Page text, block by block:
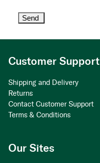
Customer Support
Shipping and Delivery
Returns
Contact Customer Support
Terms & Conditions
Our Sites